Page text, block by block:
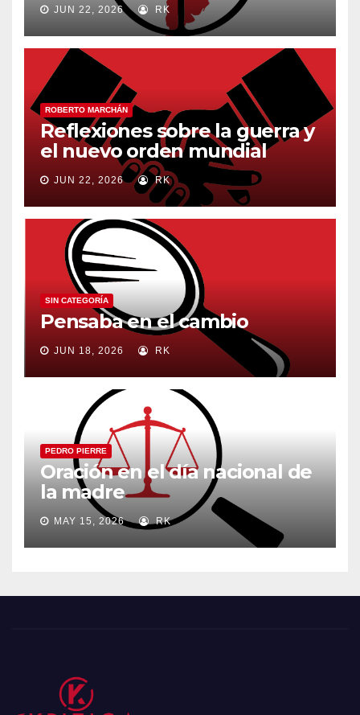
JUN 22, 2026 RK
ROBERTO MARCHÁN
Reflexiones sobre la guerra y
el nuevo orden mundial
JUN 22, 2026 RK
SIN CATEGORÍA
Pensaba en el cambio
JUN 18, 2026 RK
PEDRO PIERRE
Oración en el día nacional de
la madre
MAY 15, 2026 RK